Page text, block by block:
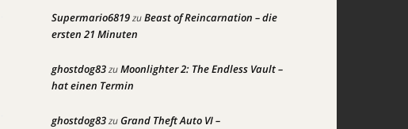
Supermario6819zuBeast of Reincarnation – die
ersten 21 Minuten
ghostdog83zuMoonlighter 2: The Endless Vault –
hat einen Termin
ghostdog83zuGrand Theft Auto VI –